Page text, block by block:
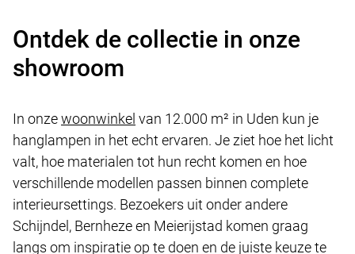
Ontdek de collectie in onze
showroom
In onzewoonwinkel van 12.000 m² in Uden kun je
hanglampen in het echt ervaren. Je ziet hoe het licht
valt, hoe materialen tot hun recht komen en hoe
verschillende modellen passen binnen complete
interieursettings. Bezoekers uit onder andere
Schijndel, Bernheze en Meierijstad komen graag
langs om inspiratie op te doen en de juiste keuze te